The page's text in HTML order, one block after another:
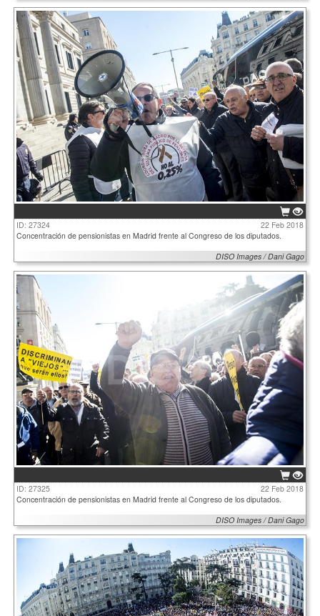
ID: 27324
22 Feb 2018
Concentración de pensionistas en Madrid frente al Congreso de los diputados.
DISO Images / Dani Gago
ID: 27325
22 Feb 2018
Concentración de pensionistas en Madrid frente al Congreso de los diputados.
DISO Images / Dani Gago